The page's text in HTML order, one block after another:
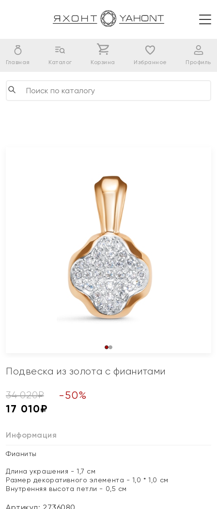
Главная Каталог Корзина Избранное Профиль
Подвеска из золота с фианитами
34 020₽ -50%
17 010₽
Информация
Фианиты
Длина украшения - 1,7 см
Размер декоративного элемента - 1,0 * 1,0 см
Внутренняя высота петли - 0,5 см